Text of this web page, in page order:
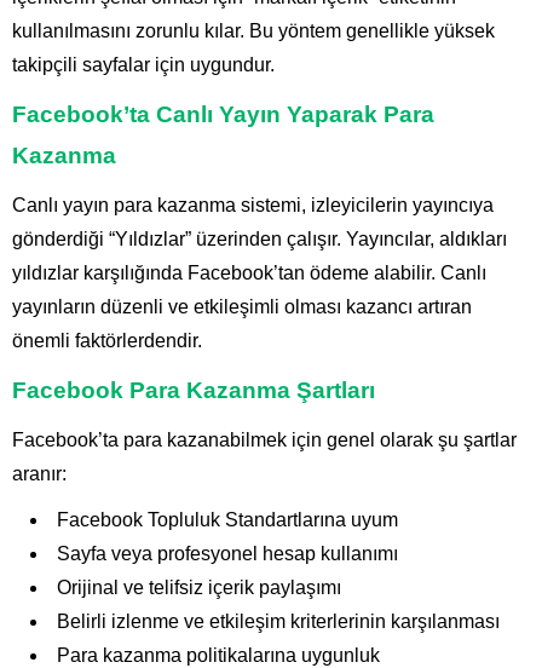
kullanılmasını zorunlu kılar. Bu yöntem genellikle yüksek
takipçili sayfalar için uygundur.
Facebook’ta Canlı Yayın Yaparak Para
Kazanma
Canlı yayın para kazanma sistemi, izleyicilerin yayıncıya
gönderdiği “Yıldızlar” üzerinden çalışır. Yayıncılar, aldıkları
yıldızlar karşılığında Facebook’tan ödeme alabilir. Canlı
yayınların düzenli ve etkileşimli olması kazancı artıran
önemli faktörlerdendir.
Facebook Para Kazanma Şartları
Facebook’ta para kazanabilmek için genel olarak şu şartlar
aranır:
Facebook Topluluk Standartlarına uyum
Sayfa veya profesyonel hesap kullanımı
Orijinal ve telifsiz içerik paylaşımı
Belirli izlenme ve etkileşim kriterlerinin karşılanması
Para kazanma politikalarına uygunluk